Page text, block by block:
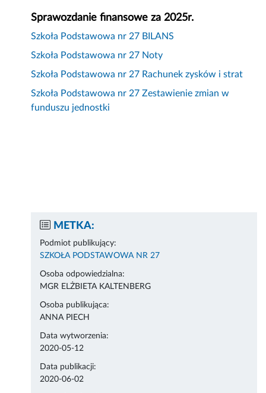
Sprawozdanie finansowe za 2025r.
Szkoła Podstawowa nr 27 BILANS
Szkoła Podstawowa nr 27 Noty
Szkoła Podstawowa nr 27 Rachunek zysków i strat
Szkoła Podstawowa nr 27 Zestawienie zmian w
funduszu jednostki
METKA:
Podmiot publikujący:
SZKOŁA PODSTAWOWA NR 27
Osoba odpowiedzialna:
MGR ELŻBIETA KALTENBERG
Osoba publikująca:
ANNA PIECH
Data wytworzenia:
2020-05-12
Data publikacji:
2020-06-02